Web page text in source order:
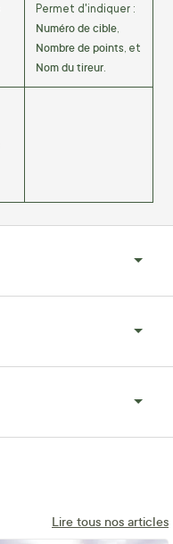
Permet d'indiquer :
Numéro de cible,
Nombre de points, et
Nom du tireur.
Lire tous nos articles